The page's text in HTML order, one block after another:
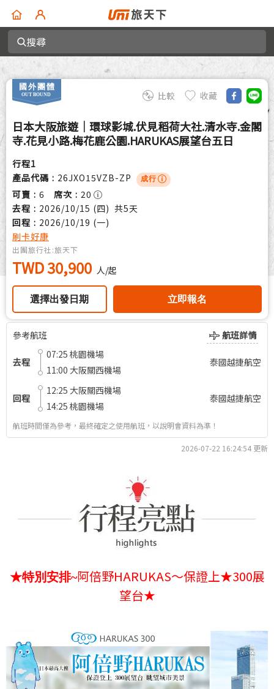
搜尋
比較 收藏
日本大阪旅遊｜環球影城.伏見稻荷大社.清水寺.金閣
寺.花見小路.梅花鹿公園.HARUKAS展望台五日
行程1
產品代碼
26JXO15VZB-ZP 成行
可賣 6 席次
20
去程
2026/10/15 (四) 共5天
回程
2026/10/19 (一)
刷卡好康
出團旅行社:旅天下
TWD 30,900 人/起
選擇出發日期 立即報名
參考航班
去程
07:25 桃園機場
11:00 大阪關西機場
泰國越捷航空
回程
12:25 大阪關西機場
14:25 桃園機場
泰國越捷航空
航班時間僅為參考，最終確定之使用航班，以說明會資料為準！
航班詳情
2026-07-22 16:24:54 更新
★特別安排~阿倍野HARUKAS～保證上★300展
望台★